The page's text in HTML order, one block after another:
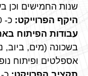
שנות החמישים וכן
היקף הפרוייקט: כ- 600 יח"ד במתכונת בנייה רוויה.
עבודות הפיתוח
בשכונה (מים, ביוב,
אספלטים ופיתוח